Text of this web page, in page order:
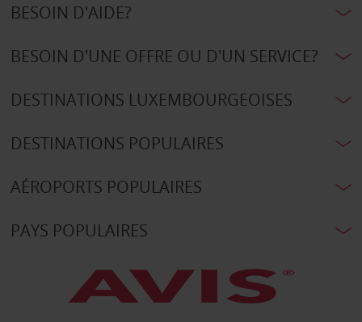
BESOIN D'AIDE?
BESOIN D'UNE OFFRE OU D'UN SERVICE?
DESTINATIONS LUXEMBOURGEOISES
DESTINATIONS POPULAIRES
AÉROPORTS POPULAIRES
PAYS POPULAIRES